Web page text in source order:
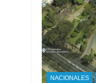
NACIONALES